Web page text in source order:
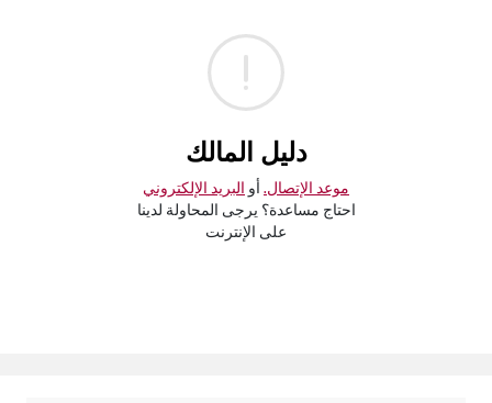
دليل المالك
موعد الإتصال. أو البريد الإلكتروني
احتاج مساعدة؟ يرجى المحاولة لدينا
على الإنترنت